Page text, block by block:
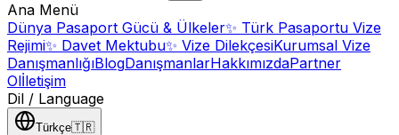
Ana Menü
Dünya Pasaport Gücü & Ülkeler✨ Türk Pasaportu Vize
Rejimi✨ Davet Mektubu✨ Vize DilekçesiKurumsal Vize
DanışmanlığıBlogDanışmanlarHakkımızdaPartner
Olİletişim
Dil / Language
Türkçe🇹🇷